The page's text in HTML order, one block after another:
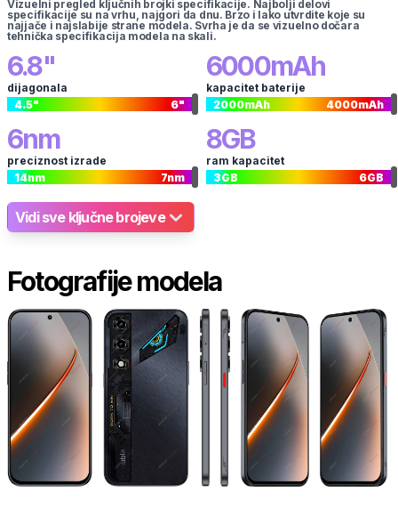
Vizuelni pregled ključnih brojki specifikacije. Najbolji delovi
specifikacije su na vrhu, najgori da dnu. Brzo i lako utvrdite koje su
najjače i najslabije strane modela. Svrha je da se vizuelno dočara
tehnička specifikacija modela na skali.
6.8"
dijagonala
4.5" 6"
6000mAh
kapacitet baterije
2000mAh 4000mAh
6nm
preciznost izrade
14nm 7nm
8GB
ram kapacitet
3GB 6GB
Vidi sve ključne brojeve
Fotografije modela